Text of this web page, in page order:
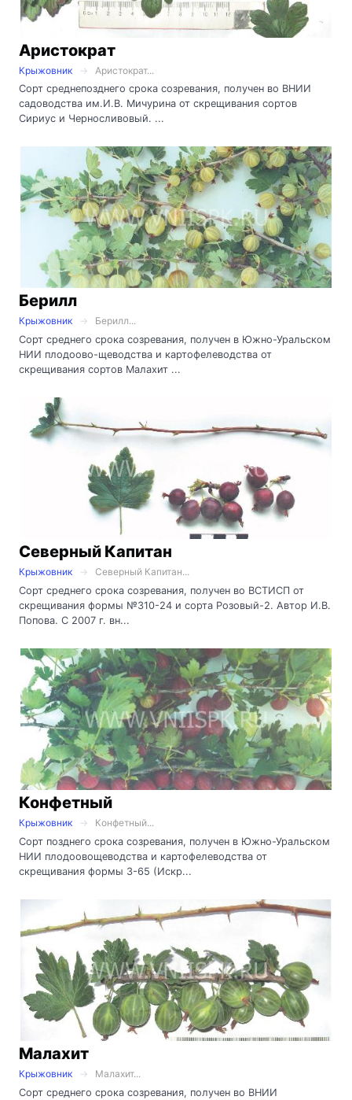
Аристократ
Крыжовник
Аристократ...
Сорт среднепозднего срока созревания, получен во ВНИИ
садоводства им.И.В. Мичурина от скрещивания сортов
Сириус и Черносливовый. ...
Берилл
Крыжовник
Берилл...
Сорт среднего срока созревания, получен в Южно-Уральском
НИИ плодоово-щеводства и картофелеводства от
скрещивания сортов Малахит ...
Северный Капитан
Крыжовник
Северный Капитан...
Сорт среднего срока созревания, получен во ВСТИСП от
скрещивания формы №310-24 и сорта Розовый-2. Автор И.В.
Попова. С 2007 г. вн...
Конфетный
Крыжовник
Конфетный...
Сорт позднего срока созревания, получен в Южно-Уральском
НИИ плодоовощеводства и картофелеводства от
скрещивания формы 3-65 (Искр...
Малахит
Крыжовник
Малахит...
Сорт среднего срока созревания, получен во ВНИИ